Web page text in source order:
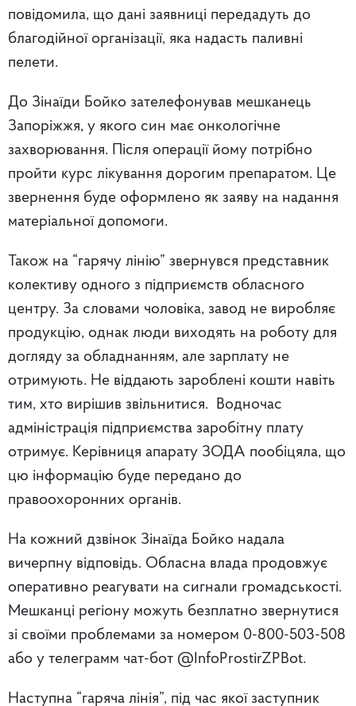
повідомила, що дані заявниці передадуть до
благодійної організації, яка надасть паливні
пелети.
До Зінаїди Бойко зателефонував мешканець
Запоріжжя, у якого син має онкологічне
захворювання. Після операції йому потрібно
пройти курс лікування дорогим препаратом. Це
звернення буде оформлено як заяву на надання
матеріальної допомоги.
Також на “гарячу лінію” звернувся представник
колективу одного з підприємств обласного
центру. За словами чоловіка, завод не виробляє
продукцію, однак люди виходять на роботу для
догляду за обладнанням, але зарплату не
отримують. Не віддають зароблені кошти навіть
тим, хто вирішив звільнитися. Водночас
адміністрація підприємства заробітну плату
отримує. Керівниця апарату ЗОДА пообіцяла, що
цю інформацію буде передано до
правоохоронних органів.
На кожний дзвінок Зінаїда Бойко надала
вичерпну відповідь. Обласна влада продовжує
оперативно реагувати на сигнали громадськості.
Мешканці регіону можуть безплатно звернутися
зі своїми проблемами за номером 0-800-503-508
або у телеграмм чат-бот @InfoProstirZPBot.
Наступна “гаряча лінія”, під час якої заступник